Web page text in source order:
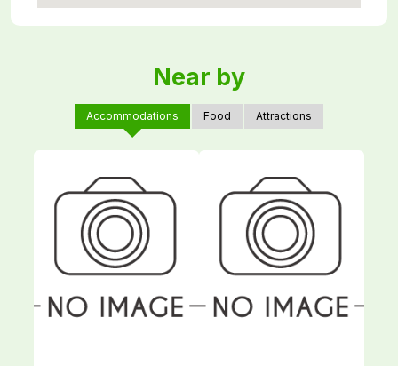
Near by
Accommodations Food Attractions